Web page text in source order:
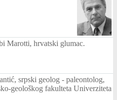
Marotti, hrvatski glumac.
srpski geolog - paleontolog,
geološkog fakulteta Univerziteta